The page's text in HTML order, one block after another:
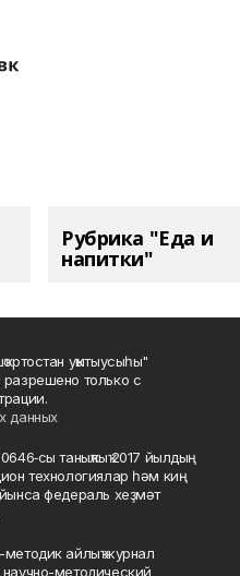
Рубрика "Еда и
напитки"
уҡытыусыһы"
только с
данных
таныҡлыҡ 2017 йылдың
технологиялар һәм киң
федераль хеҙмәт
айлыҡ журнал
методический